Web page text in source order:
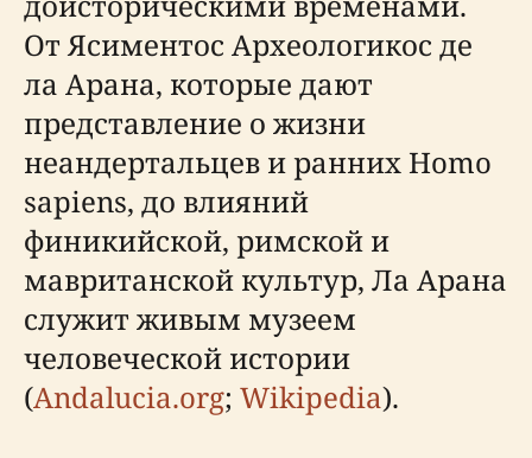
От Ясиментос Археологикос де
ла Арана, которые дают
представление о жизни
неандертальцев и ранних Homo
sapiens, до влияний
финикийской, римской и
мавританской культур, Ла Арана
служит живым музеем
человеческой истории
(Andalucia.org; Wikipedia).